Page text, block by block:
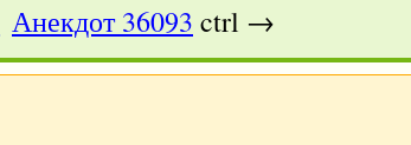
Анекдот 36093 ctrl →